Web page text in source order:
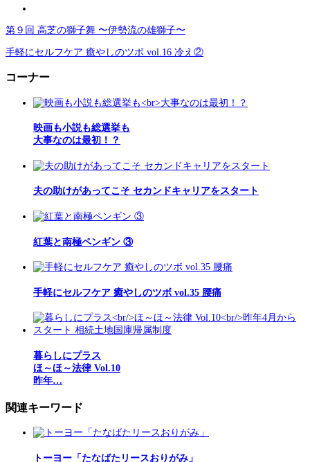
第９回 高芝の獅子舞 〜伊勢流の雄獅子〜
手軽にセルフケア 癒やしのツボ vol.16 冷え②
コーナー
映画も小説も総選挙も
大事なのは最初！？
夫の助けがあってこそ セカンドキャリアをスタート
紅葉と南極ペンギン ③
手軽にセルフケア 癒やしのツボ vol.35 腰痛
暮らしにプラス
ほ～ほ～法律 Vol.10
昨年…
関連キーワード
トーヨー「たなばたリースおりがみ」